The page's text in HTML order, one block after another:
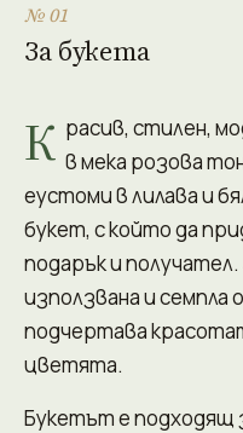
№ 01
За букета
К расив, стилен,
в мека розова
еустоми в лилава и
букет, с който да
подарък и
използвана и семпла
подчертава
цветята.
Букетът е подходящ